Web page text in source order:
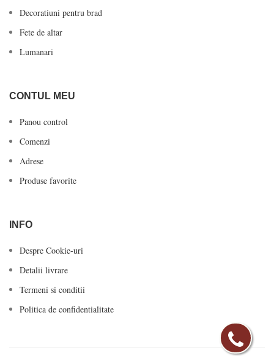
Decoratiuni pentru brad
Fete de altar
Lumanari
CONTUL MEU
Panou control
Comenzi
Adrese
Produse favorite
INFO
Despre Cookie-uri
Detalii livrare
Termeni si conditii
Politica de confidentialitate